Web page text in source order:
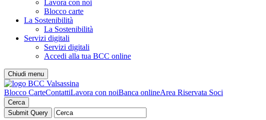
Lavora con noi
Blocco carte
La Sostenibilità
La Sostenibilità
Servizi digitali
Servizi digitali
Accedi alla tua BCC online
Chiudi menu
Blocco CarteContattiLavora con noiBanca onlineArea Riservata Soci
Cerca